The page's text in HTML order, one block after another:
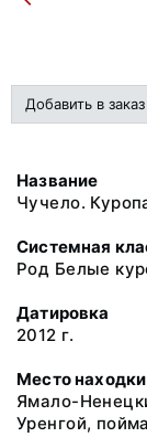
Добавить в заказ
Название
Чучело.
Системная
Род Белые
Датировка
2012 г.
Место находки
Ямало-
Уренгой,